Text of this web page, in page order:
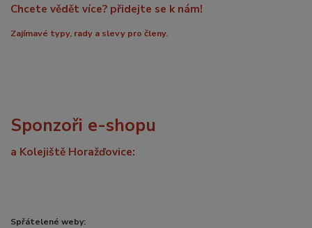
Chcete vědět více? přidejte se k nám!
Zajímavé typy, rady a slevy pro členy.
Sponzoři e-shopu
a Kolejiště Horažďovice:
Spřátelené weby: